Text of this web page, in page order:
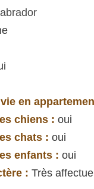
en
chiens : oui
chats : oui
enfants : oui
: Très